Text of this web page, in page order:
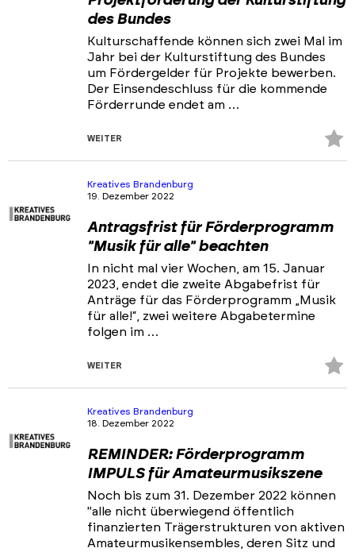
des Bundes
Kulturschaffende können sich zwei Mal im
Jahr bei der Kulturstiftung des Bundes
um Fördergelder für Projekte bewerben.
Der Einsendeschluss für die kommende
Förderrunde endet am …
WEITER
Kreatives Brandenburg
19. Dezember 2022
Antragsfrist für Förderprogramm
"Musik für alle" beachten
In nicht mal vier Wochen, am 15. Januar
2023, endet die zweite Abgabefrist für
Anträge für das Förderprogramm „Musik
für alle!“, zwei weitere Abgabetermine
folgen im …
WEITER
Kreatives Brandenburg
18. Dezember 2022
REMINDER: Förderprogramm
IMPULS für Amateurmusikszene
Noch bis zum 31. Dezember 2022 können
"alle nicht überwiegend öffentlich
finanzierten Trägerstrukturen von aktiven
Amateurmusikensembles, deren Sitz und